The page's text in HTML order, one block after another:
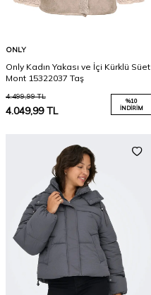
ONLY
Only Kadın Yakası ve İçi Kürklü Süet
Mont 15322037 Taş
4.499,99TL
4.049,99TL
%10
İNDIRIM